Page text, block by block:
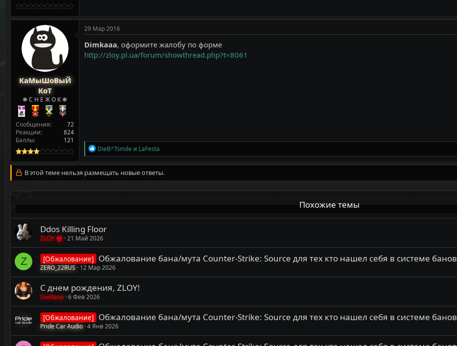
КаМыШоВыЙ
КоТ
❋ С Н Е Ж О К ❋
Сообщения
72
Реакции
824
Баллы
121
29 Мар 2016
Dimkaaa, оформите жалобу по форме
http://zloy.pl.ua/forum/showthread.php?t=8061
Р
е
а
к
DieB^Tsmile и LaFesta
В этой теме нельзя размещать новые ответы.
Похожие темы
Ddos Killing Floor
ZLOY 21 Май 2026
Z [Обжалование] Обжалование бана/мута Counter-Strike: Source для тех кто нашел себя в системе банов
ZERO_22RUS 12 Мар 2026
С днем рождения, ZLOY!
Svetlana 6 Фев 2026
[Обжалование] Обжалование бана/мута Counter-Strike: Source для тех кто нашел себя в системе банов
Pride Car Audio 4 Янв 2026